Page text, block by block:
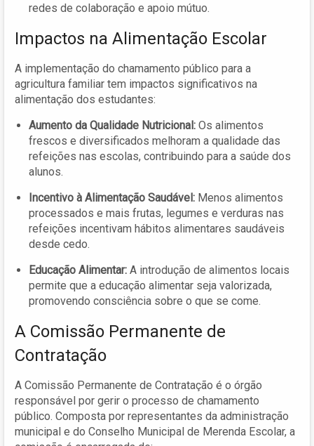
redes de colaboração e apoio mútuo.
Impactos na Alimentação Escolar
A implementação do chamamento público para a
agricultura familiar tem impactos significativos na
alimentação dos estudantes:
Aumento da Qualidade Nutricional: Os alimentos
frescos e diversificados melhoram a qualidade das
refeições nas escolas, contribuindo para a saúde dos
alunos.
Incentivo à Alimentação Saudável: Menos alimentos
processados e mais frutas, legumes e verduras nas
refeições incentivam hábitos alimentares saudáveis
desde cedo.
Educação Alimentar: A introdução de alimentos locais
permite que a educação alimentar seja valorizada,
promovendo consciência sobre o que se come.
A Comissão Permanente de
Contratação
A Comissão Permanente de Contratação é o órgão
responsável por gerir o processo de chamamento
público. Composta por representantes da administração
municipal e do Conselho Municipal de Merenda Escolar, a